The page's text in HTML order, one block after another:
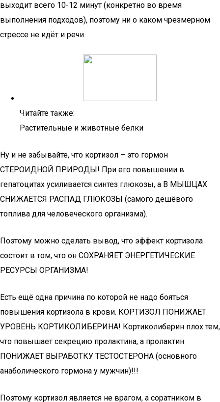
выходит всего 10-12 минут (конкретно во время
выполнения подходов), поэтому ни о каком чрезмерном
стрессе не идёт и речи.
Читайте также:
Растительные и животные белки
Ну и не забывайте, что кортизол – это гормон
СТЕРОИДНОЙ ПРИРОДЫ! При его повышении в
гепатоцитах усиливается синтез глюкозы, а В МЫШЦАХ
СНИЖАЕТСЯ РАСПАД ГЛЮКОЗЫ (самого дешёвого
топлива для человеческого организма).
Поэтому можно сделать вывод, что эффект кортизола
состоит в том, что он СОХРАНЯЕТ ЭНЕРГЕТИЧЕСКИЕ
РЕСУРСЫ ОРГАНИЗМА!
Есть ещё одна причина по которой не надо бояться
повышения кортизола в крови. КОРТИЗОЛ ПОНИЖАЕТ
УРОВЕНЬ КОРТИКОЛИБЕРИНА! Кортиколиберин плох тем,
что повышает секрецию пролактина, а пролактин
ПОНИЖАЕТ ВЫРАБОТКУ ТЕСТОСТЕРОНА (основного
анаболического гормона у мужчин)!!!
Поэтому кортизол является не врагом, а соратником в